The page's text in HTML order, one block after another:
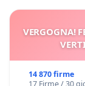
VERGOGNA!
14 870 firme